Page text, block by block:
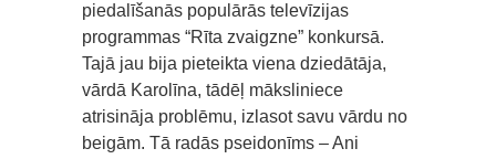
piedalīšanās populārās televīzijas
programmas “Rīta zvaigzne” konkursā.
Tajā jau bija pieteikta viena dziedātāja,
vārdā Karolīna, tādēļ māksliniece
atrisināja problēmu, izlasot savu vārdu no
beigām. Tā radās pseidonīms – Ani